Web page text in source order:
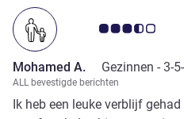
Avis-
Mohamed A. Gezinnen - 3-
ALL bevestigde berichten
Ik heb een leuke verblijf